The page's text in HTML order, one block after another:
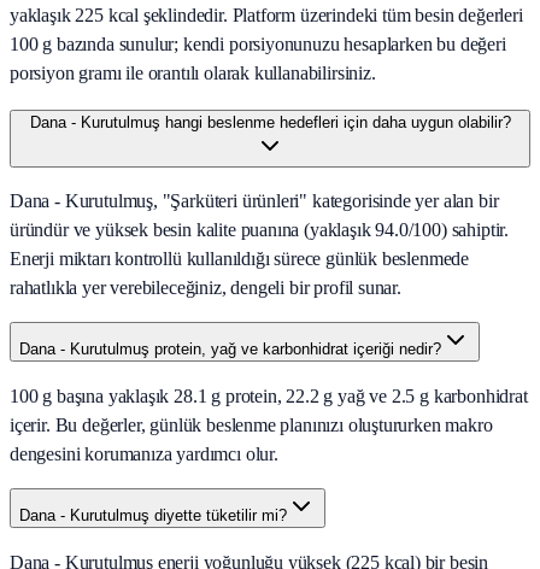
yaklaşık 225 kcal şeklindedir. Platform üzerindeki tüm besin değerleri
100 g bazında sunulur; kendi porsiyonunuzu hesaplarken bu değeri
porsiyon gramı ile orantılı olarak kullanabilirsiniz.
Dana - Kurutulmuş hangi beslenme hedefleri için daha uygun olabilir?
Dana - Kurutulmuş, "Şarküteri ürünleri" kategorisinde yer alan bir
üründür ve yüksek besin kalite puanına (yaklaşık 94.0/100) sahiptir.
Enerji miktarı kontrollü kullanıldığı sürece günlük beslenmede
rahatlıkla yer verebileceğiniz, dengeli bir profil sunar.
Dana - Kurutulmuş protein, yağ ve karbonhidrat içeriği nedir?
100 g başına yaklaşık 28.1 g protein, 22.2 g yağ ve 2.5 g karbonhidrat
içerir. Bu değerler, günlük beslenme planınızı oluştururken makro
dengesini korumanıza yardımcı olur.
Dana - Kurutulmuş diyette tüketilir mi?
Dana - Kurutulmuş enerji yoğunluğu yüksek (225 kcal) bir besin